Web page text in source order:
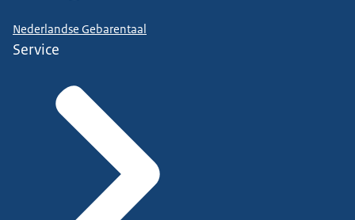
Nederlandse Gebarentaal
Service